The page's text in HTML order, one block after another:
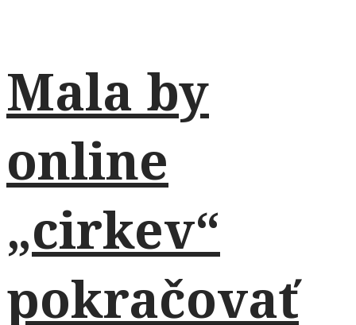
Mala by
online
„cirkev“
pokračovať